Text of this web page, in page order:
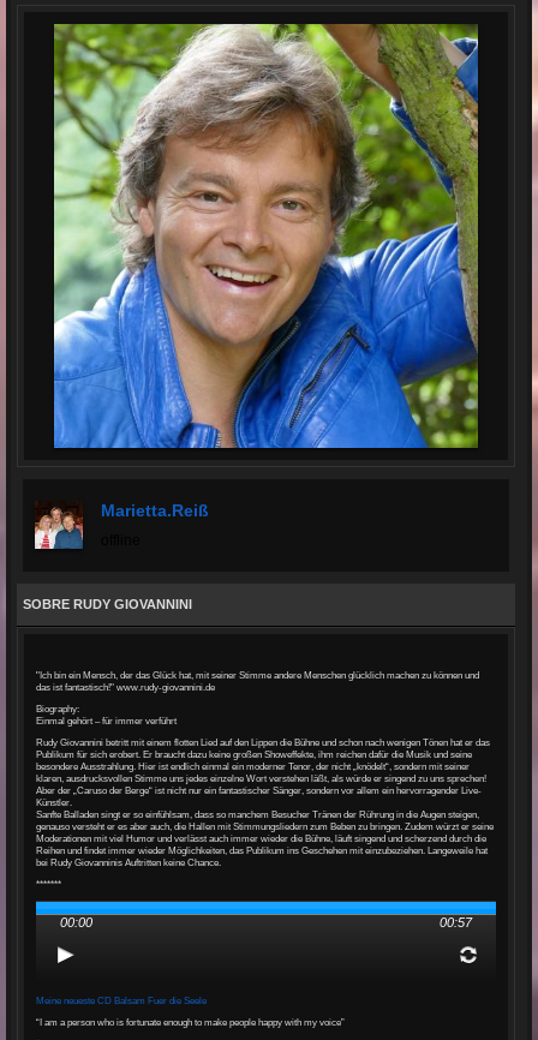
Marietta.reiß
SOBRE RUDY GIOVANNINI
"Ich bin ein Mensch, der das Glück hat, mit seiner Stimme andere Menschen glücklich machen zu können und
das ist fantastisch!" www.rudy-giovannini.de
Biography:
Einmal gehört – für immer verführt
Rudy Giovannini betritt mit einem flotten Lied auf den Lippen die Bühne und schon nach wenigen Tönen hat er das
Publikum für sich erobert. Er braucht dazu keine großen Showeffekte, ihm reichen dafür die Musik und seine
besondere Ausstrahlung. Hier ist endlich einmal ein moderner Tenor, der nicht „knödelt“, sondern mit seiner
klaren, ausdrucksvollen Stimme uns jedes einzelne Wort verstehen läßt, als würde er singend zu uns sprechen!
Aber der „Caruso der Berge“ ist nicht nur ein fantastischer Sänger, sondern vor allem ein hervorragender Live-
Künstler.
Sanfte Balladen singt er so einfühlsam, dass so manchem Besucher Tränen der Rührung in die Augen steigen,
genauso versteht er es aber auch, die Hallen mit Stimmungsliedern zum Beben zu bringen. Zudem würzt er seine
Moderationen mit viel Humor und verlässt auch immer wieder die Bühne, läuft singend und scherzend durch die
Reihen und findet immer wieder Möglichkeiten, das Publikum ins Geschehen mit einzubeziehen. Langeweile hat
bei Rudy Giovanninis Auftritten keine Chance.
*******
00:00 00:57
Meine neueste CD Balsam Fuer die Seele
“I am a person who is fortunate enough to make people happy with my voice”